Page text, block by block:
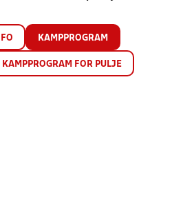
KAMPPROGRAM
KAMPPROGRAM FOR PULJE